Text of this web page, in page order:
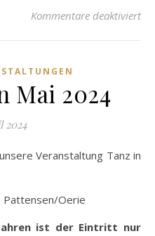
Kommentare deaktiviertfür
Mai 2024
2024
Pattensen/Oerie
ist der Eintritt nur